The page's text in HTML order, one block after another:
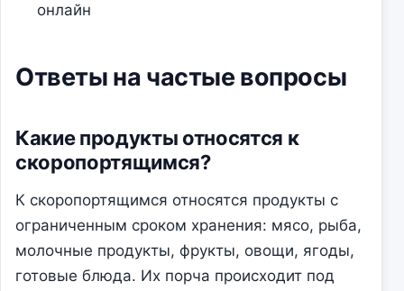
онлайн
Ответы на частые вопросы
Какие продукты относятся к
скоропортящимся?
К скоропортящимся относятся продукты с
ограниченным сроком хранения: мясо, рыба,
молочные продукты, фрукты, овощи, ягоды,
готовые блюда. Их порча происходит под